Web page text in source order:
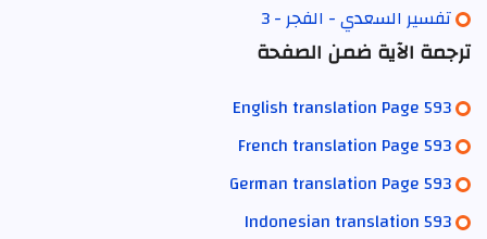
تفسير السعدي - الفجر - 3
ترجمة الآية ضمن الصفحة
English translation Page 593
French translation Page 593
German translation Page 593
Indonesian translation 593